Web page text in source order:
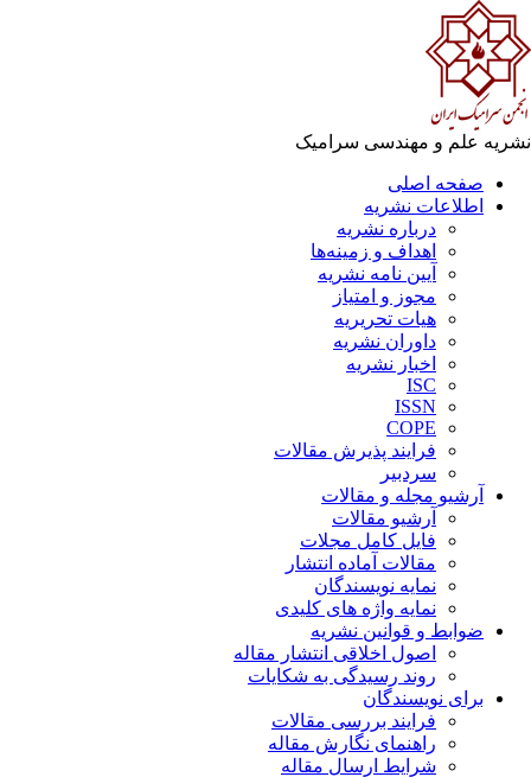
علم و مهندسی سرامیک
صفحه اصلی
اطلاعات نشریه
درباره نشریه
اهداف و زمینه‌ها
آیین نامه نشریه
مجوز و امتیاز
هیات تحریریه
داوران نشریه
اخبار نشریه
ISC
ISSN
COPE
فرایند پذیرش مقالات
سردبیر
آرشیو مجله و مقالات
آرشیو مقالات
فایل کامل مجلات
مقالات آماده انتشار
نمایه نویسندگان
نمایه واژه های کلیدی
ضوابط و قوانین نشریه
اصول اخلاقی انتشار مقاله
روند رسیدگی به شکایات
برای نویسندگان
فرایند بررسی مقالات
راهنمای نگارش مقاله
شرایط ارسال مقاله